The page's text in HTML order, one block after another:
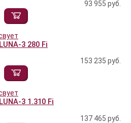
93 955 руб.
3 280 Fi
153 235 руб.
3 1.310 Fi
137 465 руб.